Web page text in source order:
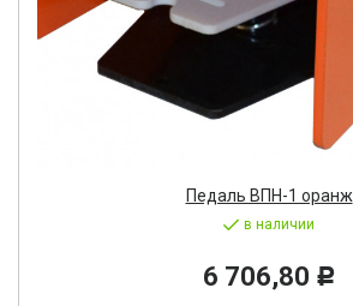
Педаль ВПН-1 оранж
в наличии
6 706,80 Р